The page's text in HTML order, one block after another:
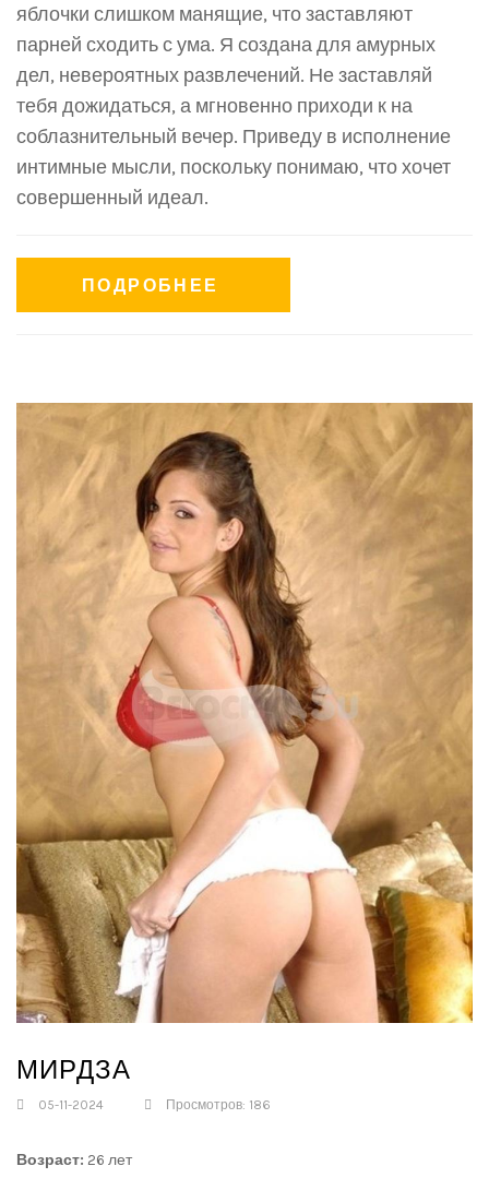
яблочки слишком манящие, что заставляют
парней сходить с ума. Я создана для амурных
дел, невероятных развлечений. Не заставляй
тебя дожидаться, а мгновенно приходи к на
соблазнительный вечер. Приведу в исполнение
интимные мысли, поскольку понимаю, что хочет
совершенный идеал.
ПОДРОБНЕЕ
МИРДЗА
05-11-2024 Просмотров: 186
Возраст: 26 лет